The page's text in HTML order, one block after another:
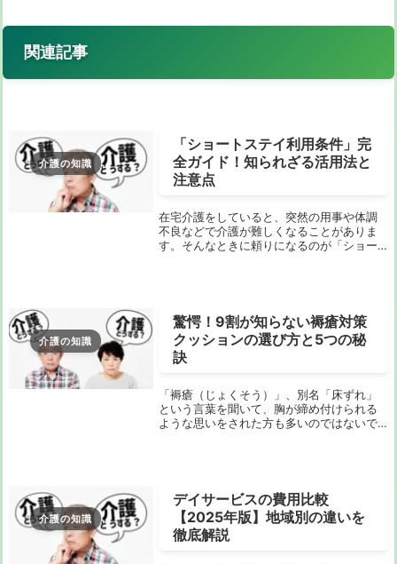
関連記事
介護の知識
「ショートステイ利用条件」完
全ガイド！知られざる活用法と
注意点
在宅介護をしていると、突然の用事や体調
不良などで介護が難しくなることがありま
す。そんなときに頼りになるのが「ショー
介護の知識
驚愕！9割が知らない褥瘡対策
クッションの選び方と5つの秘
訣
「褥瘡（じょくそう）」、別名「床ずれ」
という言葉を聞いて、胸が締め付けられる
ような思いをされた方も多いのではないで
介護の知識
デイサービスの費用比較
【2025年版】地域別の違いを
徹底解説